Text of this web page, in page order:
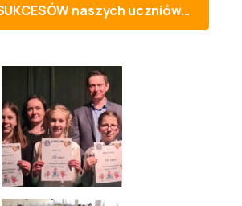
naszych uczniów...